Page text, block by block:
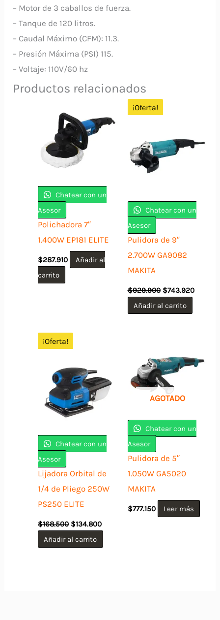
– Motor de 3 caballos de fuerza.
– Tanque de 120 litros.
– Caudal Máximo (CFM): 11.3.
– Presión Máxima (PSI) 115.
– Voltaje: 110V/60 hz
Productos relacionados
Chatear con un
Asesor
Polichadora 7″
1.400W EP181 ELITE
$287.910
Añadir al
carrito
¡Oferta!
Chatear con un
Asesor
Pulidora de 9″
2.700W GA9082
MAKITA
$929.900 El
precio
original
era:
$743.920El
precio
Añadir al carrito
¡Oferta!
Chatear con un
Asesor
Lijadora Orbital de
1/4 de Pliego 250W
PS250 ELITE
$168.500 El
precio
original
era:
$134.800El
precio
es:
Añadir al carrito
AGOTADO
Chatear con un
Asesor
Pulidora de 5″
1.050W GA5020
MAKITA
$777.150 Leer más